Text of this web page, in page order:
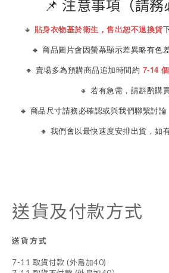
📌 注意事項（請務
🔸 貼身衣物基於衛生，售出恕不退換貨
🔸 商品圖片會因螢幕顯示差異略有色
🔸 賣場多為預購商品追加時間約 7-14
🔸 若有急需，請斟酌購
🔸 商品尺寸請務必確認或與我們聯繫討論
🔸 我們會以最快速度安排出貨，如
送貨及付款方式
送貨方式
7-11 取貨付款 (外島加40)